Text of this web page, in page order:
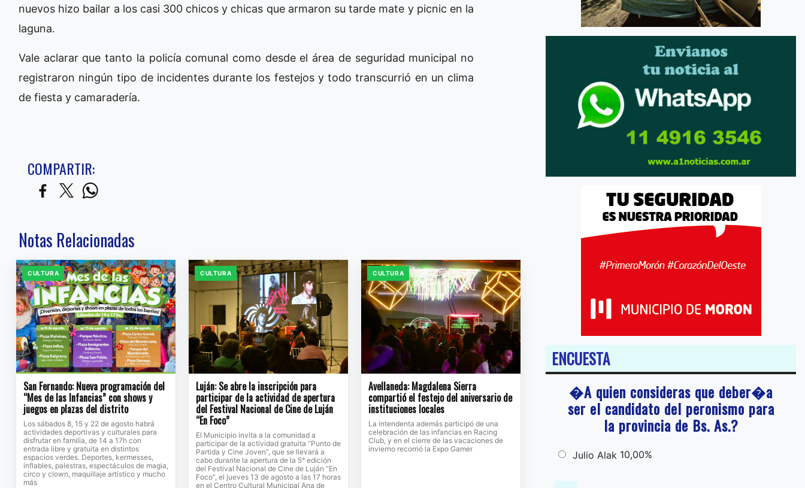
nuevos hizo bailar a los casi 300 chicos y chicas que armaron su tarde mate y picnic en la
laguna.
Vale aclarar que tanto la policía comunal como desde el área de seguridad municipal no
registraron ningún tipo de incidentes durante los festejos y todo transcurrió en un clima
de fiesta y camaradería.
COMPARTIR:
Notas Relacionadas
CULTURA
San Fernando: Nueva programación del
“Mes de las Infancias” con shows y
juegos en plazas del distrito
Los sábados 8, 15 y 22 de agosto habrá
actividades deportivas y culturales para
disfrutar en familia, de 14 a 17h con
entrada libre y gratuita en distintos
espacios verdes. Deportes, kermesses,
inflables, palestras, espectáculos de magia,
circo y clown, maquillaje artístico y mucho
más
CULTURA
Luján: Se abre la inscripción para
participar de la actividad de apertura
del Festival Nacional de Cine de Luján
“En Foco”
El Municipio invita a la comunidad a
participar de la actividad gratuita “Punto de
Partida y Cine Joven”, que se llevará a
cabo durante la apertura de la 5° edición
del Festival Nacional de Cine de Luján “En
Foco”, el jueves 13 de agosto a las 17 horas
en el Centro Cultural Municipal Ana de
CULTURA
Avellaneda: Magdalena Sierra
compartió el festejo del aniversario de
instituciones locales
La intendenta además participó de una
celebración de las infancias en Racing
Club, y en el cierre de las vacaciones de
invierno recorrió la Expo Gamer
ENCUESTA
�A quien consideras que deber�a
ser el candidato del peronismo para
la provincia de Bs. As.?
Julio Alak 10,00%